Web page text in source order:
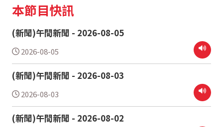
本節目快訊
(新聞)午間新聞 - 2026-08-05
2026-08-05
(新聞)午間新聞 - 2026-08-03
2026-08-03
(新聞)午間新聞 - 2026-08-02